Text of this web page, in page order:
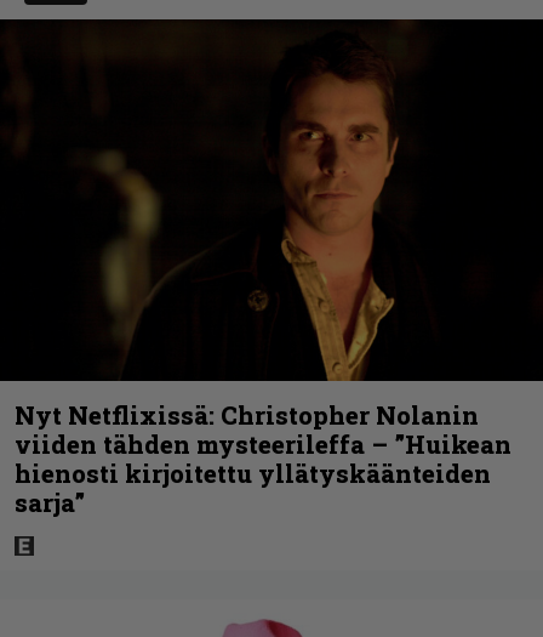
Nyt Netflixissä: Christopher Nolanin
viiden tähden mysteerileffa – ”Huikean
hienosti kirjoitettu yllätyskäänteiden
sarja”